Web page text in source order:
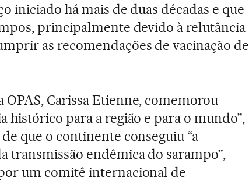
iniciado há mais de duas décadas e que
principalmente devido à relutância
as recomendações de vacinação de
Carissa Etienne, comemorou
histórico para a região e para o mundo”,
que o continente conseguiu “a
transmissão endêmica do sarampo”,
um comitê internacional de